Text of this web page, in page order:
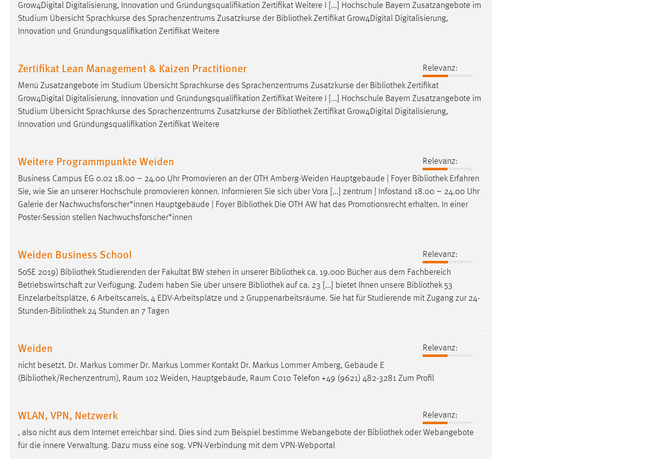
Grow4Digital Digitalisierung, Innovation und Gründungsqualifikation Zertifikat Weitere I [...] Hochschule Bayern Zusatzangebote im
Studium Übersicht Sprachkurse des Sprachenzentrums Zusatzkurse der BibliothekZertifikat Grow4Digital Digitalisierung,
Innovation und Gründungsqualifikation Zertifikat Weitere
Zertifikat Lean Management & Kaizen Practitioner
Relevanz:
Menü Zusatzangebote im Studium Übersicht Sprachkurse des Sprachenzentrums Zusatzkurse der BibliothekZertifikat
Grow4Digital Digitalisierung, Innovation und Gründungsqualifikation Zertifikat Weitere I [...] Hochschule Bayern Zusatzangebote im
Studium Übersicht Sprachkurse des Sprachenzentrums Zusatzkurse der BibliothekZertifikat Grow4Digital Digitalisierung,
Innovation und Gründungsqualifikation Zertifikat Weitere
Weitere Programmpunkte Weiden
Relevanz:
Business Campus EG 0.02 18.00 – 24.00 Uhr Promovieren an der OTH Amberg-Weiden Hauptgebäude | Foyer BibliothekErfahren
Sie, wie Sie an unserer Hochschule promovieren können. Informieren Sie sich über Vora [...] zentrum | Infostand 18.00 – 24.00 Uhr
Galerie der Nachwuchsforscher*innen Hauptgebäude | Foyer BibliothekDie OTH AW hat das Promotionsrecht erhalten. In einer
Poster-Session stellen Nachwuchsforscher*innen
Weiden Business School
Relevanz:
SoSE 2019) BibliothekStudierenden der Fakultät BW stehen in unserer Bibliothekca. 19.000 Bücher aus dem Fachbereich
Betriebswirtschaft zur Verfügung. Zudem haben Sie über unsere Bibliothekauf ca. 23 [...] bietet Ihnen unsere Bibliothek53
Einzelarbeitsplätze, 6 Arbeitscarrels, 4 EDV-Arbeitsplätze und 2 Gruppenarbeitsräume. Sie hat für Studierende mit Zugang zur 24-
Stunden-Bibliothek24 Stunden an 7 Tagen
Weiden
Relevanz:
nicht besetzt. Dr. Markus Lommer Dr. Markus Lommer Kontakt Dr. Markus Lommer Amberg, Gebäude E
(Bibliothek/Rechenzentrum), Raum 102 Weiden, Hauptgebäude, Raum C010 Telefon +49 (9621) 482-3281 Zum Profil
WLAN, VPN, Netzwerk
Relevanz:
, also nicht aus dem Internet erreichbar sind. Dies sind zum Beispiel bestimme Webangebote der Bibliothekoder Webangebote
für die innere Verwaltung. Dazu muss eine sog. VPN-Verbindung mit dem VPN-Webportal
Login
Name: fe_user, be_user, be_lastLoginProvider
der Website einloggen zu können.
Cookie Laufzeit: 24 Stunden
STATISTIK
unsere Besucher unsere Website nutzen.
Matomo
Name: _pk_ref, _pk_cvar, _pk_id, _pk_ses
MARKETING
Marketing Cookies werden von Drittanbietern
verwendet, um personalisierte Werbung anzuzeigen.
Google Ads
Name: _gcl_au
Zweck: Conversion-Tracking
Cookie Laufzeit: 3 Monate